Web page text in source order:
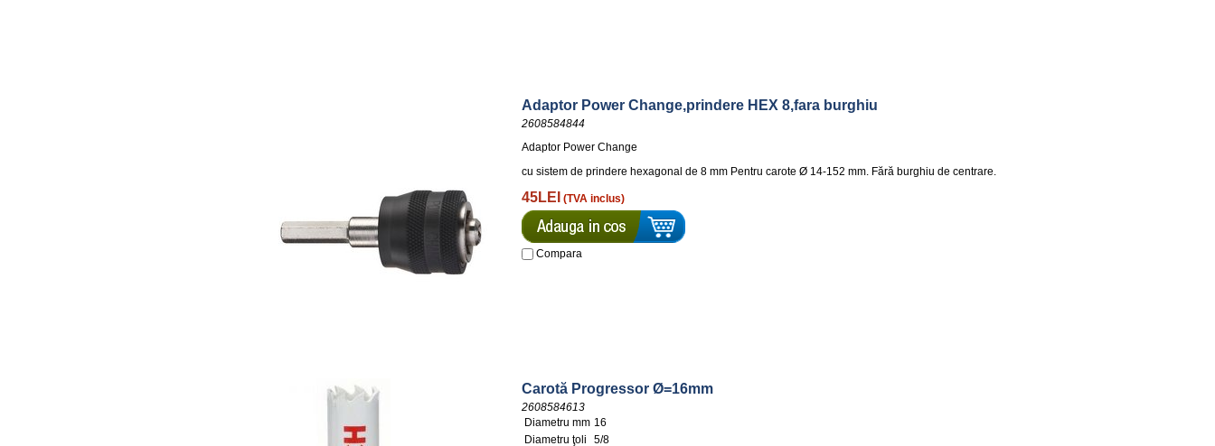
Adaptor Power Change,prindere HEX 8,fara burghiu
2608584844
Adaptor Power Change
cu sistem de prindere hexagonal de 8 mm Pentru carote Ø 14-152 mm. Fără burghiu de centrare.
45LEI (TVA inclus)
Compara
Carotă Progressor Ø=16mm
2608584613
Diametru mm 16
Diametru ţoli
5/8